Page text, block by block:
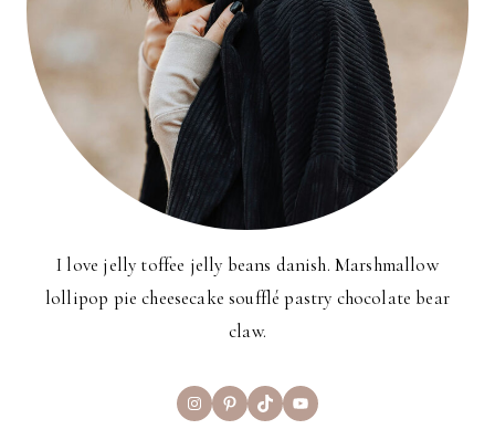
I love jelly toffee jelly beans danish. Marshmallow
lollipop pie cheesecake soufflé pastry chocolate bear
claw.
InstagramPinterest
TikTokYouTube